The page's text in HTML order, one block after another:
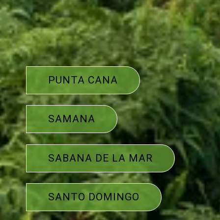
SAMANA
SABANA DE LA MAR
SANTO DOMINGO
PUNTA CANA